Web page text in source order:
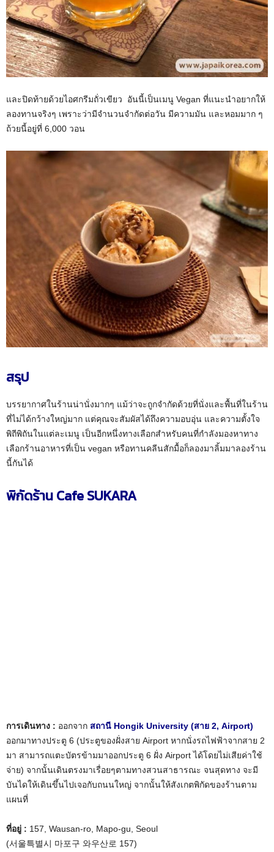
และปิดท้ายด้วยไอศกรีมถั่วเขียว อันนี้เป็นเมนู Vegan ที่แนะนำอยากให้
ลองทานจริงๆ เพราะว่ามีจำนวนจำกัดต่อวัน มีความมัน และหอมมาก ๆ
ถ้วยนี้อยู่ที่ 6,000 วอน
สรุป
บรรยากาศในร้านน่านั่งมากๆ แม้ว่าจะถูกจำกัดด้วยที่นั่งและพื้นที่ในร้าน
ที่ไม่ได้กว้างใหญ่มาก แต่คุณจะสัมผัสได้ถึงความอบอุ่น และความตั้งใจ
พิถีพิถันในแต่ละเมนู เป็นอีกหนึ่งทางเลือกสำหรับคนที่กำลังมองหาทาง
เลือกร้านอาหารที่เป็น vegan หรือทานคลีนสักมื้อก็ลองมาลิ้มมาลองร้าน
นี้กันได้
พิกัดร้าน Cafe SUKARA
การเดินทาง : ออกจาก สถานี Hongik University (สาย 2, Airport)
ออกมาทางประตู 6 (ประตูของฝั่งสาย Airport หากนั่งรถไฟฟ้าจากสาย 2
มา สามารถแตะบัตรข้ามมาออกประตู 6 ฝั่ง Airport ได้โดยไม่เสียค่าใช้
จ่าย) จากนั้นเดินตรงมาเรื่อยๆตามทางสวนสาธารณะ จนสุดทาง จะมี
บันไดให้เดินขึ้นไปเจอกับถนนใหญ่ จากนั้นให้สังเกตพิกัดของร้านตาม
แผนที่
ที่อยู่ : 157, Wausan-ro, Mapo-gu, Seoul
(서울특별시 마포구 와우산로 157)